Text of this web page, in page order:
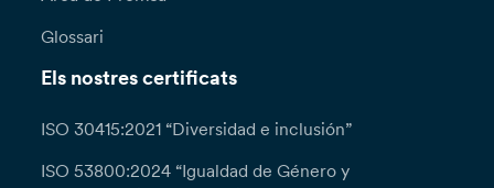
Glossari
Els nostres certificats
ISO 30415:2021 “Diversidad e inclusión”
ISO 53800:2024 “Igualdad de Género y